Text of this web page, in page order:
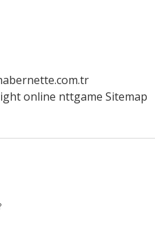
online nttgame Sitemap